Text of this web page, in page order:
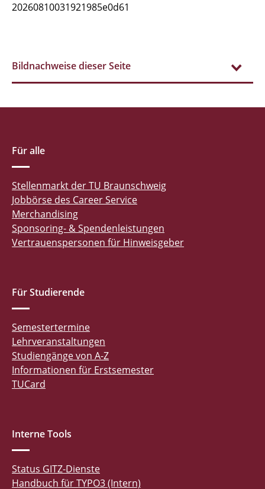
20260810031921985e0d61
Bildnachweise dieser Seite
Für alle
Stellenmarkt der TU Braunschweig
Jobbörse des Career Service
Merchandising
Sponsoring- & Spendenleistungen
Vertrauenspersonen für Hinweisgeber
Für Studierende
Semestertermine
Lehrveranstaltungen
Studiengänge von A-Z
Informationen für Erstsemester
TUCard
Interne Tools
Status GITZ-Dienste
Handbuch für TYPO3 (Intern)